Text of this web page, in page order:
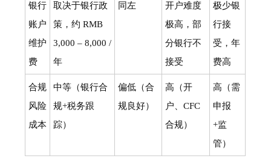
银行
账户
维护
费
取决于银行政
策，约 RMB
3,000 – 8,000 /
年
同左
开户难度
极高，部
分银行不
接受
极少银
行接
受，年
费高
合规
风险
成本
中等（银行合
规+税务跟
踪）
偏低（合
规良好）
高（开
户、CFC
合规）
高（需
申报
+监
管）